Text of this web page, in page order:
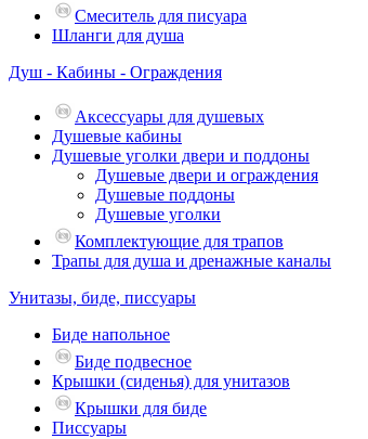
Смеситель для писуара
Шланги для душа
Душ - Кабины - Ограждения
Аксессуары для душевых
Душевые кабины
Душевые уголки двери и поддоны
Душевые двери и ограждения
Душевые поддоны
Душевые уголки
Комплектующие для трапов
Трапы для душа и дренажные каналы
Унитазы, биде, писсуары
Биде напольное
Биде подвесное
Крышки (сиденья) для унитазов
Крышки для биде
Писсуары